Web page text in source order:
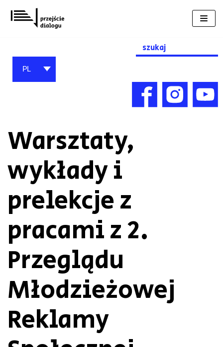
Przejdź
do
Search
for:
PL
Warsztaty,
wykłady i
prelekcje z
pracami z 2.
Przeglądu
Młodzieżowej
Reklamy